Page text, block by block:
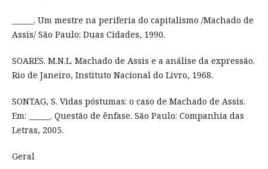
______. Um mestre na periferia do capitalismo /Machado de
Assis/ São Paulo: Duas Cidades, 1990.
SOARES. M.N.L. Machado de Assis e a análise da expressão.
Rio de Janeiro, Instituto Nacional do Livro, 1968.
SONTAG, S. Vidas póstumas: o caso de Machado de Assis.
Em: ______. Questão de ênfase. São Paulo: Companhia das
Letras, 2005.
Geral